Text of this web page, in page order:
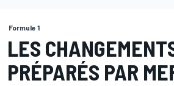
Formule 1
LES
PRÉPARÉS PAR